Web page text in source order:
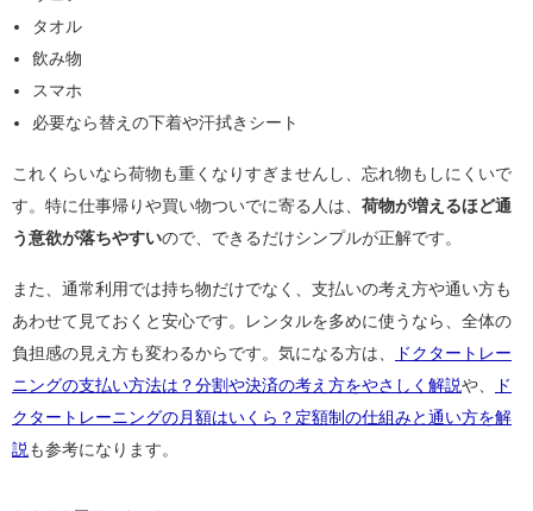
タオル
飲み物
スマホ
必要なら替えの下着や汗拭きシート
これくらいなら荷物も重くなりすぎませんし、忘れ物もしにくいで
す。特に仕事帰りや買い物ついでに寄る人は、 荷物が増えるほど通
う意欲が落ちやすいので、できるだけシンプルが正解です。
また、通常利用では持ち物だけでなく、支払いの考え方や通い方も
あわせて見ておくと安心です。レンタルを多めに使うなら、全体の
負担感の見え方も変わるからです。気になる方は、
ドクタートレー
ニングの支払い方法は？分割や決済の考え方をやさしく解説や、
ド
クタートレーニングの月額はいくら？定額制の仕組みと通い方を解
説 も参考になります。